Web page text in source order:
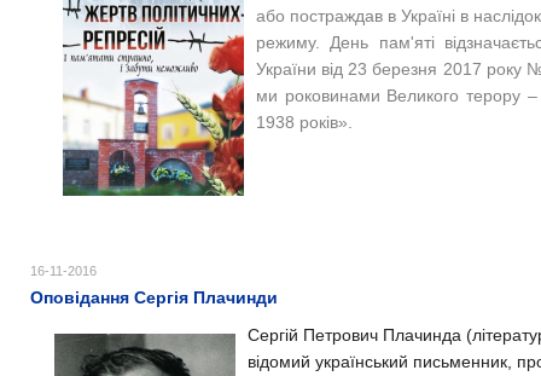
або постраждав в Україні в
режиму. День пам'яті
України від 23 березня 2017 року
ми роковинами Великого терору
1938 років».
16-11-2016
Оповідання Сергія Плачинди
Сергій Петрович Плачинда
відомий український письменник,